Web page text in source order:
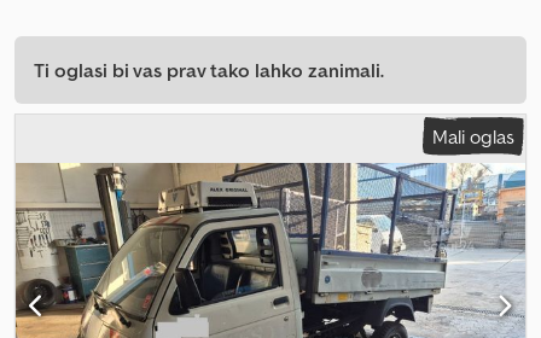
Ti oglasi bi vas prav tako lahko zanimali.
Mali oglas